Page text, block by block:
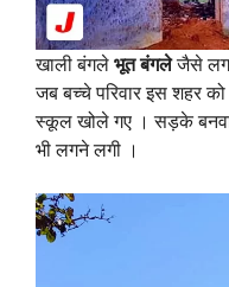
खाली बंगले भूत बंगलेजैसे
जब बच्चे परिवार इस शहर
स्कूल खोले गए । सड़के
भी लगने लगी ।